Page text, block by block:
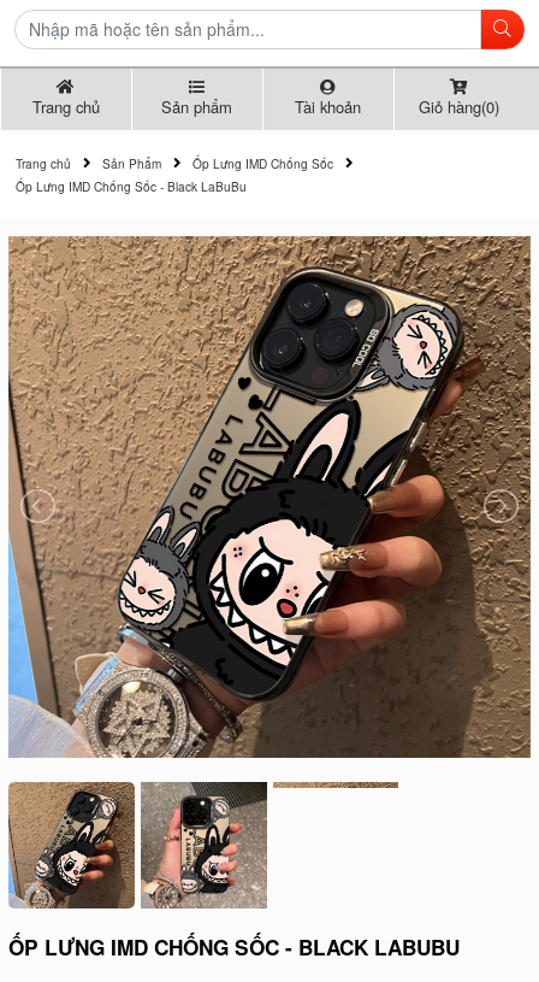
Trang chủ Sản phẩm Tài khoản Giỏ hàng(0)
Trang chủ Sản Phẩm
Ốp Lưng IMD Chống Sốc
Ốp Lưng IMD Chống Sốc - Black LaBuBu
ỐP LƯNG IMD CHỐNG SỐC - BLACK LABUBU